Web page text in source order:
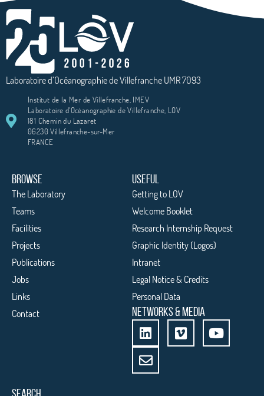
Laboratoire d’Océanographie de Villefranche UMR 7093
Institut de la Mer de Villefranche, IMEV
Laboratoire d'Océanographie de Villefranche, LOV
181 Chemin du Lazaret
06230 Villefranche-sur-Mer
FRANCE
BROWSE
The Laboratory
Teams
Facilities
Projects
Publications
Jobs
Links
Contact
USEFUL
Getting to LOV
Welcome Booklet
Research Internship Request
Graphic Identity (Logos)
Intranet
Legal Notice & Credits
Personal Data
NETWORKS & MEDIA